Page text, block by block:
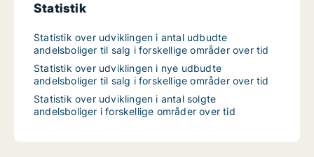
Statistik
Statistik over udviklingen i antal udbudte
andelsboliger til salg i forskellige områder over tid
Statistik over udviklingen i nye udbudte
andelsboliger til salg i forskellige områder over tid
Statistik over udviklingen i antal solgte
andelsboliger i forskellige områder over tid